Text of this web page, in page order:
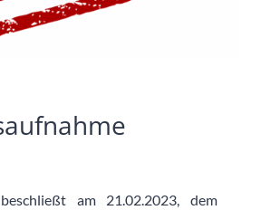
am 21.02.2023, dem